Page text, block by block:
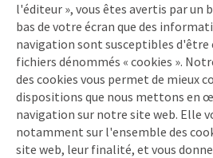
l'éditeur », vous êtes avertis par un
bas de votre écran que des
navigation sont susceptibles d'être
fichiers dénommés « cookies ».
des cookies vous permet de mieux
dispositions que nous mettons en
navigation sur notre site web. Elle
notamment sur l'ensemble des
site web, leur finalité, et vous